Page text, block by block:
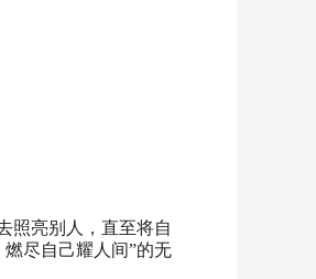
照亮别人，直至将自
尽自己耀人间”的无